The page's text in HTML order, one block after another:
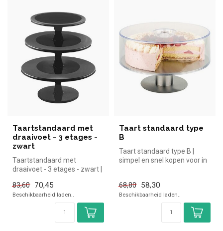
Taartstandaard met
draaivoet - 3 etages -
zwart
Taartstandaard met
draaivoet - 3 etages - zwart |
d...
83,60 70,45
Beschikbaarheid laden..
Taart standaard type
B
Taart standaard type B |
simpel en snel kopen voor in
68,80
58,30
Beschikbaarheid laden..